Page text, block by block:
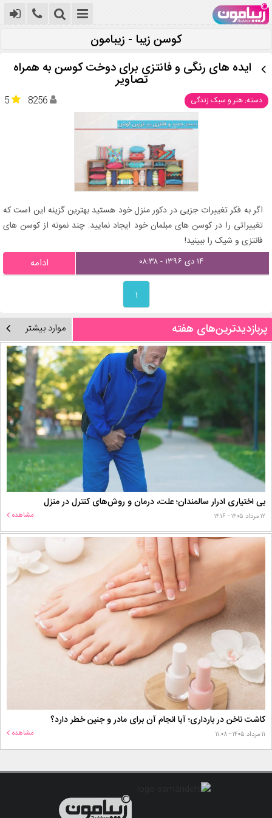
کوسن زیبا - زیبامون
ایده هاى رنگى و فانتزى براى دوخت كوسن به همراه
تصاویر
دسته: هنر و سبک زندگی 5 8256
اگر به فکر تغییرات جزیی در دکور منزل خود هستید بهترین گزینه این است که
تغییراتی را در کوسن های مبلمان خود ایجاد نمایید. چند نمونه از کوسن های
فانتزی و شیک را ببینید!
۱۴ دی ۱۳۹۶ - ۰۸:۳۸ ادامه
۱
پربازدیدترین‌های هفته موارد بیشتر
بی اختیاری ادرار سالمندان؛ علت، درمان و روش‌های کنترل در منزل
۱۲ مرداد ۱۴۰۵ - ۱۴:۱۶ مشاهده
کاشت ناخن در بارداری؛ آیا انجام آن برای مادر و جنین خطر دارد؟
۱۱ مرداد ۱۴۰۵ - ۱۱:۰۸ مشاهده